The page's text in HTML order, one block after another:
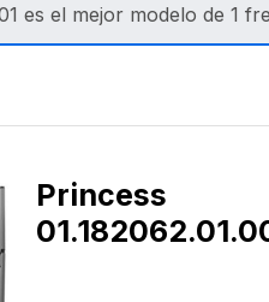
es el mejor modelo de 1
Princess